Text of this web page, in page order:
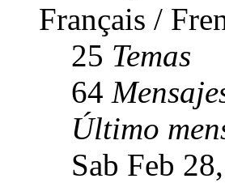
Français /
25 Temas
64
Último
Sab Feb